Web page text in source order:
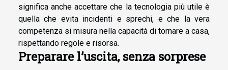
significa anche accettare che la tecnologia più utile è
quella che evita incidenti e sprechi, e che la vera
competenza si misura nella capacità di tornare a casa,
rispettando regole e risorsa.
Preparare l’uscita, senza sorprese